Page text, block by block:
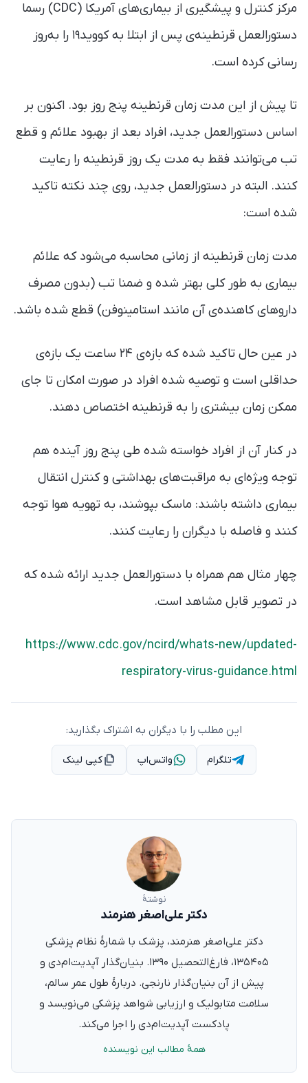
مرکز کنترل و پیشگیری از بیماری‌های آمریکا (CDC) رسما
دستورالعمل قرنطینه‌ی پس از ابتلا به کووید۱۹ را به‌روز
رسانی کرده است.
تا پیش از این مدت زمان قرنطینه پنج روز بود. اکنون بر
اساس دستورالعمل جدید، افراد بعد از بهبود علائم و قطع
تب می‌توانند فقط به مدت یک روز قرنطینه را رعایت
کنند. البته در دستورالعمل جدید، روی چند نکته تاکید
شده است:
مدت زمان قرنطینه از زمانی محاسبه می‌شود که علائم
بیماری به طور کلی بهتر شده و ضمنا تب (بدون مصرف
داروهای کاهنده‌ی آن مانند استامینوفن) قطع شده باشد.
در عین حال تاکید شده که بازه‌ی ۲۴ ساعت یک بازه‌ی
حداقلی است و توصیه شده افراد در صورت امکان تا جای
ممکن زمان بیشتری را به قرنطینه اختصاص دهند.
در کنار آن از افراد خواسته شده طی پنج روز آینده هم
توجه ویژه‌ای به مراقبت‌های بهداشتی و کنترل انتقال
بیماری داشته باشند: ماسک بپوشند، به تهویه هوا توجه
کنند و فاصله با دیگران را رعایت کنند.
چهار مثال هم همراه با دستورالعمل جدید ارائه شده که
در تصویر قابل مشاهد است.
https://www.cdc.gov/ncird/whats-new/updated-
respiratory-virus-guidance.html
این مطلب را با دیگران به اشتراک بگذارید:
تلگرام واتس‌اپ کپی لینک
نوشتهٔ
دکتر علی‌اصغر هنرمند
دکتر علی‌اصغر هنرمند، پزشک با شمارهٔ نظام پزشکی
۱۳۵۴۰۵، فارغ‌التحصیل ۱۳۹۰. بنیان‌گذار آپدیت‌ام‌دی و
پیش از آن بنیان‌گذار نارنجی. دربارهٔ طول عمر سالم،
سلامت متابولیک و ارزیابی شواهد پزشکی می‌نویسد و
پادکست آپدیت‌ام‌دی را اجرا می‌کند.
همهٔ مطالب این نویسنده